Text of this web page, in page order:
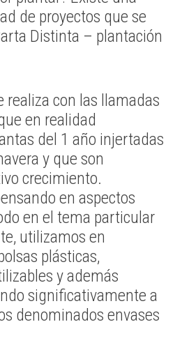
de proyectos que se
Distinta – plantación
realiza con las llamadas
en realidad
del 1 año injertadas
y que son
crecimiento.
en aspectos
en el tema particular
utilizamos en
plásticas,
y además
significativamente a
denominados envases